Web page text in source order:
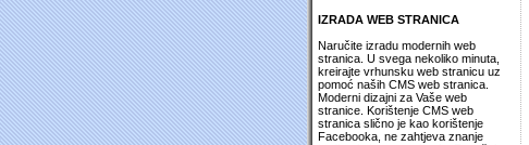
IZRADA WEB STRANICA
Naručite izradu modernih web
stranica. U svega nekoliko minuta,
kreirajte vrhunsku web stranicu uz
pomoć naših CMS web stranica.
Moderni dizajni za Vaše web
stranice. Korištenje CMS web
stranica slično je kao korištenje
Facebooka, ne zahtjeva znanje